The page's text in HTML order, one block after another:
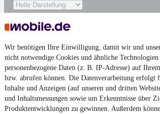
Wir benötigen Ihre Einwilligung, damit wir und
nicht notwendige Cookies und ähnliche Technologien
personenbezogene Daten (z. B. IP-Adresse) auf
bzw. abrufen können. Die Datenverarbeitung erfolgt
Inhalte und Anzeigen (auf unseren und dritten
und Inhaltsmessungen sowie um Erkenntnisse über
Produktentwicklungen zu gewinnen. Außerdem